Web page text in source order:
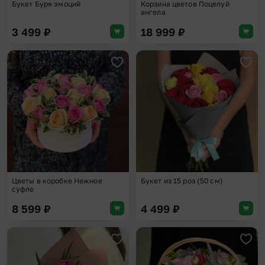
Букет Буря эмоций
3 499 ₽
Корзина цветов Поцелуй
ангела
18 999 ₽
Добавить в избранное
Цветы в коробке Нежное
суфле
8 599 ₽
Букет из 15 роз (50 см)
4 499 ₽
Добавить в избранное